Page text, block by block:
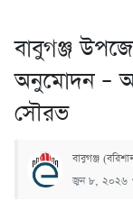
বাবুগঞ্জ
অনুমোদন –
সৌরভ
বাবুগঞ্জ
জুন ৮, ২০২৬